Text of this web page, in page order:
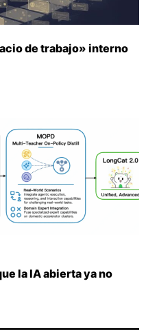
de trabajo» interno
la IA abierta ya no